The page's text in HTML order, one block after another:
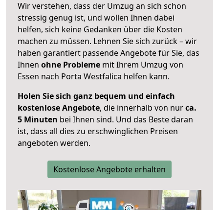
Wir verstehen, dass der Umzug an sich schon
stressig genug ist, und wollen Ihnen dabei
helfen, sich keine Gedanken über die Kosten
machen zu müssen. Lehnen Sie sich zurück – wir
haben garantiert passende Angebote für Sie, das
Ihnen ohne Probleme mit Ihrem Umzug von
Essen nach Porta Westfalica helfen kann.
Holen Sie sich ganz bequem und einfach
kostenlose Angebote, die innerhalb von nurca.
5 Minuten bei Ihnen sind. Und das Beste daran
ist, dass all dies zu erschwinglichen Preisen
angeboten werden.
Kostenlose Angebote erhalten